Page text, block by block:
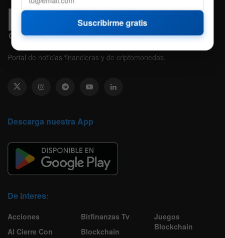
Portal de noticias financieras y de criptomonedas.
Descarga nuestra App
De Interes:
Acciones
Al Cierre Con
Bitfinanzas Tv
Blockchain
Juegos
Blockchain
Suscribirme gratis